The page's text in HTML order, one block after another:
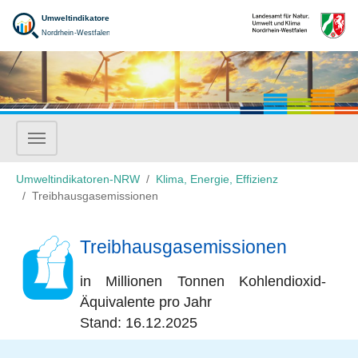
Zum Hauptinhalt springen
Sie sind hier:
Umweltindikatoren-NRW
Klima, Energie, Effizienz
Treibhausgasemissionen
Treibhausgasemissionen
in Millionen Tonnen Kohlendioxid-
Äquivalente pro Jahr
Stand: 16.12.2025